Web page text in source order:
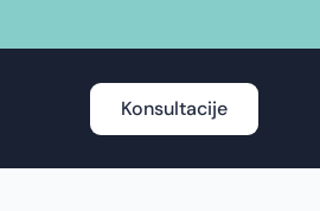
Konsultacije